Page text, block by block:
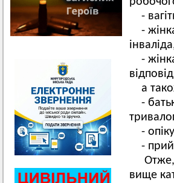
-
-
-
а
-
-
-
вище